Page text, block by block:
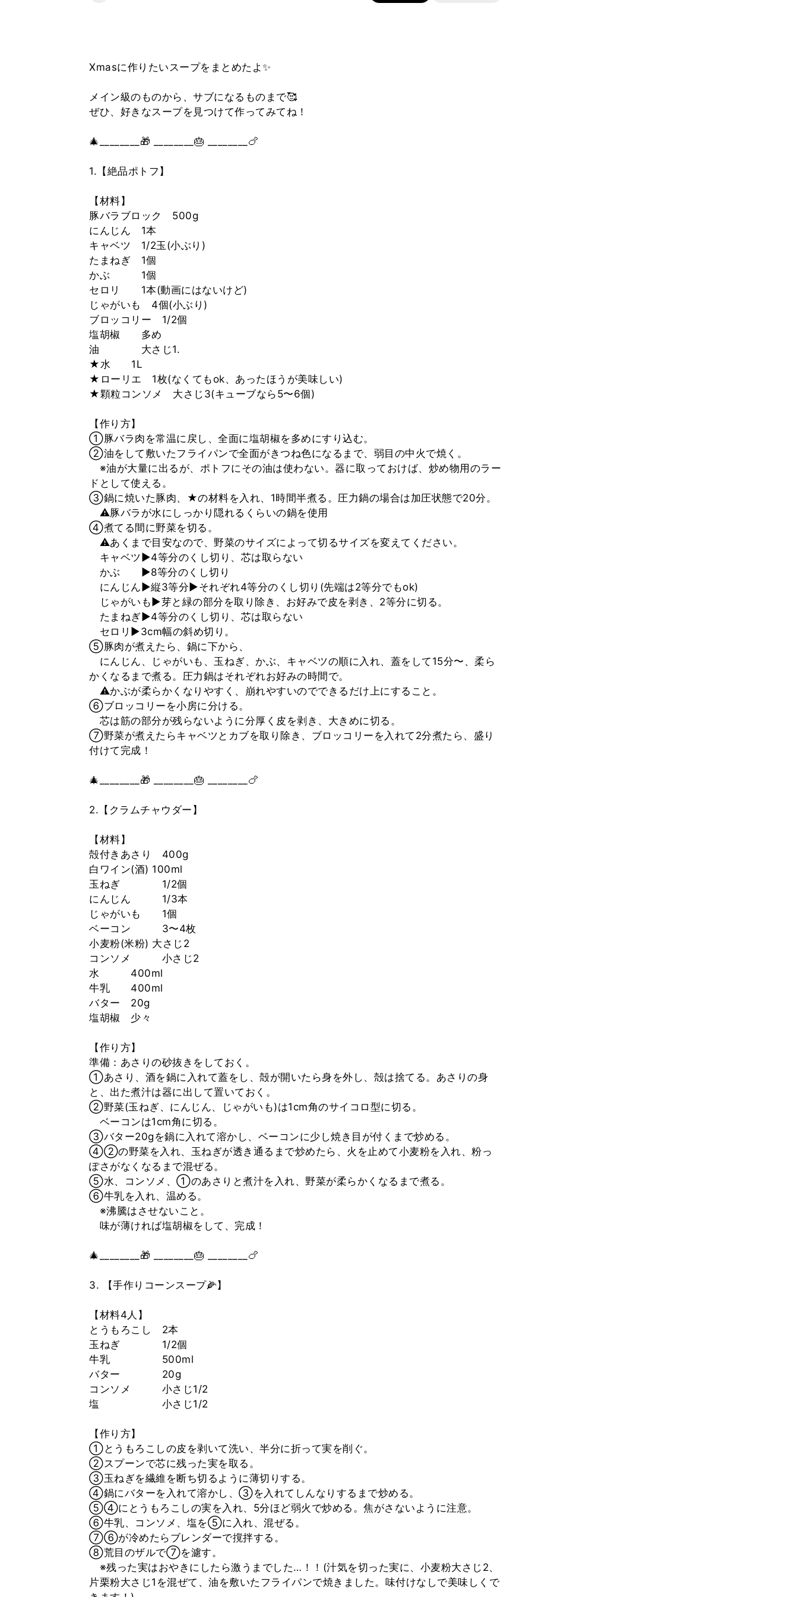
Xmasに作りたいスープをまとめたよ✨
メイン級のものから、サブになるものまで🥰
ぜひ、好きなスープを見つけて作ってみてね！
🎄________🎁 ________🎂 ________🍗
1.【絶品ポトフ】
【材料】
豚バラブロック 500g
にんじん 1本
キャベツ 1/2玉(小ぶり)
たまねぎ 1個
かぶ 1個
セロリ 1本(動画にはないけど)
じゃがいも 4個(小ぶり)
ブロッコリー 1/2個
塩胡椒 多め
油 大さじ1.
★水 1L
★ローリエ 1枚(なくてもok、あったほうが美味しい)
★顆粒コンソメ 大さじ3(キューブなら5〜6個)
【作り方】
①豚バラ肉を常温に戻し、全面に塩胡椒を多めにすり込む。
②油をして敷いたフライパンで全面がきつね色になるまで、弱目の中火で焼く。
※油が大量に出るが、ポトフにその油は使わない。器に取っておけば、炒め物用のラー
ドとして使える。
③鍋に焼いた豚肉、★の材料を入れ、1時間半煮る。圧力鍋の場合は加圧状態で20分。
⚠️豚バラが水にしっかり隠れるくらいの鍋を使用
④煮てる間に野菜を切る。
⚠️あくまで目安なので、野菜のサイズによって切るサイズを変えてください。
キャベツ▶︎4等分のくし切り、芯は取らない
かぶ ▶︎8等分のくし切り
にんじん▶︎縦3等分▶︎それぞれ4等分のくし切り(先端は2等分でもok)
じゃがいも▶︎芽と緑の部分を取り除き、お好みで皮を剥き、2等分に切る。
たまねぎ▶︎4等分のくし切り、芯は取らない
セロリ▶︎3cm幅の斜め切り。
⑤豚肉が煮えたら、鍋に下から、
にんじん、じゃがいも、玉ねぎ、かぶ、キャベツの順に入れ、蓋をして15分〜、柔ら
かくなるまで煮る。圧力鍋はそれぞれお好みの時間で。
⚠️かぶが柔らかくなりやすく、崩れやすいのでできるだけ上にすること。
⑥ブロッコリーを小房に分ける。
芯は筋の部分が残らないように分厚く皮を剥き、大きめに切る。
⑦野菜が煮えたらキャベツとカブを取り除き、ブロッコリーを入れて2分煮たら、盛り
付けて完成！
🎄________🎁 ________🎂 ________🍗
2.【クラムチャウダー】
【材料】
殻付きあさり 400g
白ワイン(酒) 100ml
玉ねぎ 1/2個
にんじん 1/3本
じゃがいも 1個
ベーコン 3〜4枚
小麦粉(米粉) 大さじ2
コンソメ 小さじ2
水 400ml
牛乳 400ml
バター 20g
塩胡椒 少々
【作り方】
準備：あさりの砂抜きをしておく。
①あさり、酒を鍋に入れて蓋をし、殻が開いたら身を外し、殻は捨てる。あさりの身
と、出た煮汁は器に出して置いておく。
②野菜(玉ねぎ、にんじん、じゃがいも)は1cm角のサイコロ型に切る。
ベーコンは1cm角に切る。
③バター20gを鍋に入れて溶かし、ベーコンに少し焼き目が付くまで炒める。
④②の野菜を入れ、玉ねぎが透き通るまで炒めたら、火を止めて小麦粉を入れ、粉っ
ぽさがなくなるまで混ぜる。
⑤水、コンソメ、①のあさりと煮汁を入れ、野菜が柔らかくなるまで煮る。
⑥牛乳を入れ、温める。
※沸騰はさせないこと。
味が薄ければ塩胡椒をして、完成！
🎄________🎁 ________🎂 ________🍗
3. 【手作りコーンスープ🌽】
【材料4人】
とうもろこし 2本
玉ねぎ 1/2個
牛乳 500ml
バター 20g
コンソメ 小さじ1/2
塩 小さじ1/2
【作り方】
①とうもろこしの皮を剥いて洗い、半分に折って実を削ぐ。
②スプーンで芯に残った実を取る。
③玉ねぎを繊維を断ち切るように薄切りする。
④鍋にバターを入れて溶かし、③を入れてしんなりするまで炒める。
⑤④にとうもろこしの実を入れ、5分ほど弱火で炒める。焦がさないように注意。
⑥牛乳、コンソメ、塩を⑤に入れ、混ぜる。
⑦⑥が冷めたらブレンダーで撹拌する。
⑧荒目のザルで⑦を濾す。
※残った実はおやきにしたら激うまでした…！！(汁気を切った実に、小麦粉大さじ2、
片栗粉大さじ1を混ぜて、油を敷いたフライパンで焼きました。味付けなしで美味しくで